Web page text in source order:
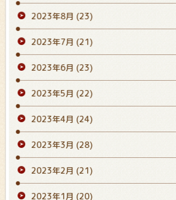
2023年8月 (23)
2023年7月 (21)
2023年6月 (23)
2023年5月 (22)
2023年4月 (24)
2023年3月 (28)
2023年2月 (21)
2023年1月 (20)